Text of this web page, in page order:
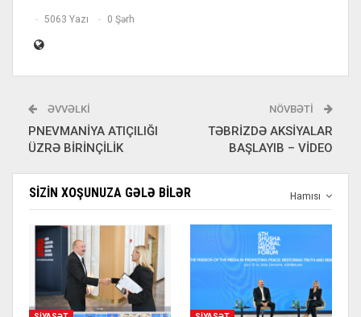
5063 Yazı 0 Şərh
ƏVVƏLKI
PNEVMANİYA ATIÇILIĞI
ÜZRƏ BİRİNÇİLİK
NÖVBƏTI
TƏBRİZDƏ AKSİYALAR
BAŞLAYIB – VİDEO
Hamısı
SIZIN XOŞUNUZA GƏLƏ BILƏR